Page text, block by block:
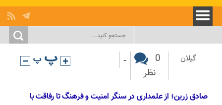
گیلان
0
نظر
-
صادق زرین؛ از علمداری در سنگر امنیت و فرهنگ تا رفاقت با